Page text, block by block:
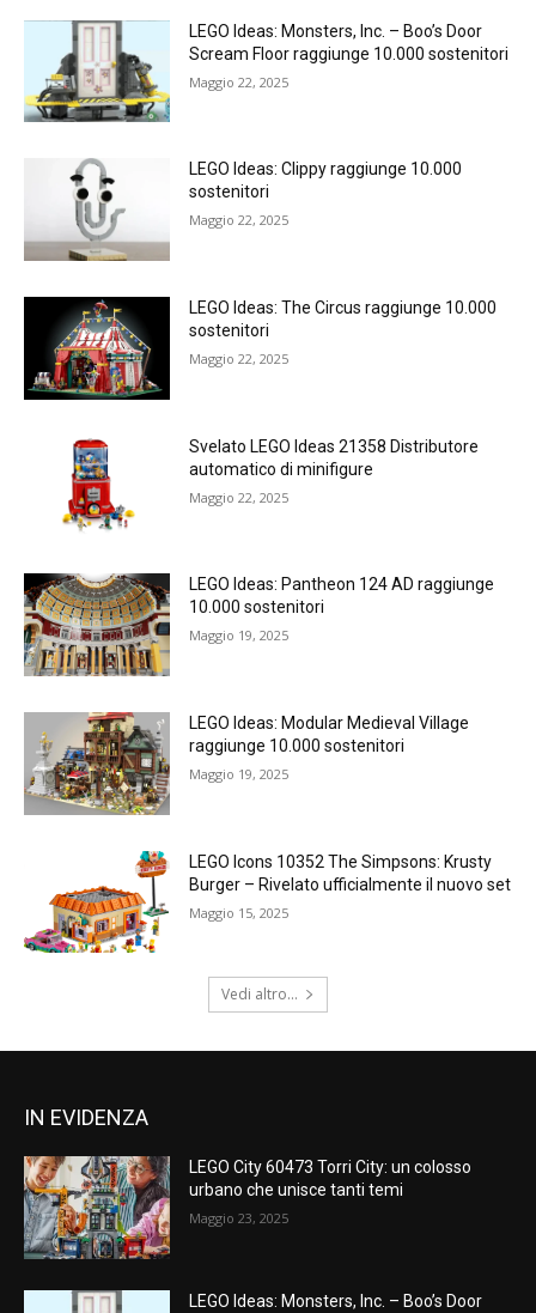
LEGO Ideas: Monsters, Inc. – Boo’s Door
Scream Floor raggiunge 10.000 sostenitori
Maggio 22, 2025
LEGO Ideas: Clippy raggiunge 10.000
sostenitori
Maggio 22, 2025
LEGO Ideas: The Circus raggiunge 10.000
sostenitori
Maggio 22, 2025
Svelato LEGO Ideas 21358 Distributore
automatico di minifigure
Maggio 22, 2025
LEGO Ideas: Pantheon 124 AD raggiunge
10.000 sostenitori
Maggio 19, 2025
LEGO Ideas: Modular Medieval Village
raggiunge 10.000 sostenitori
Maggio 19, 2025
LEGO Icons 10352 The Simpsons: Krusty
Burger – Rivelato ufficialmente il nuovo set
Maggio 15, 2025
Vedi altro...
IN EVIDENZA
LEGO City 60473 Torri City: un colosso
urbano che unisce tanti temi
Maggio 23, 2025
LEGO Ideas: Monsters, Inc. – Boo’s Door